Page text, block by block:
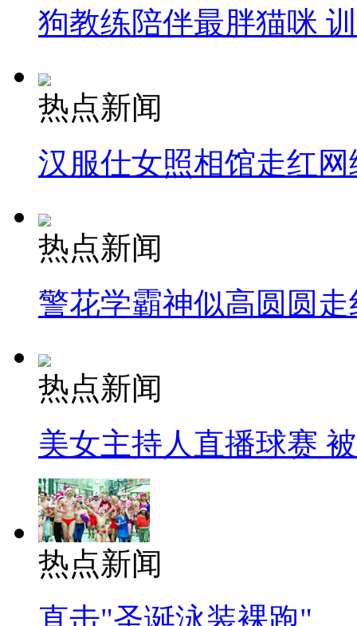
狗教练陪伴最胖猫咪
热点新闻
汉服仕女照相馆走红网
热点新闻
警花学霸神似高圆圆走
热点新闻
美女主持人直播球赛
热点新闻
直击"圣诞泳装裸跑"